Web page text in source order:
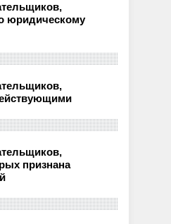
юридическому
признана